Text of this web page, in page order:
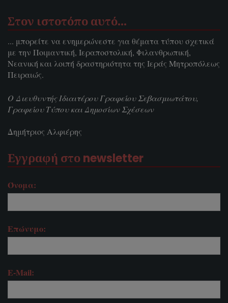
Στον ιστοτόπο αυτό…
... μπορείτε να ενημερώνεστε για θέματα τύπου σχετικά
με την Ποιμαντική, Ιεραποστολική, Φιλανθρωπική,
Νεανική και λοιπή δραστηριότητα της Ιεράς Μητροπόλεως
Πειραιώς.
Ο Διευθυντής Ιδιαιτέρου Γραφείου Σεβασμιωτάτου,
Γραφείου Τύπου και Δημοσίων Σχέσεων
Δημήτριος Αλφιέρης
Εγγραφή στο newsletter
Όνομα:
Επώνυμο:
E-Mail: